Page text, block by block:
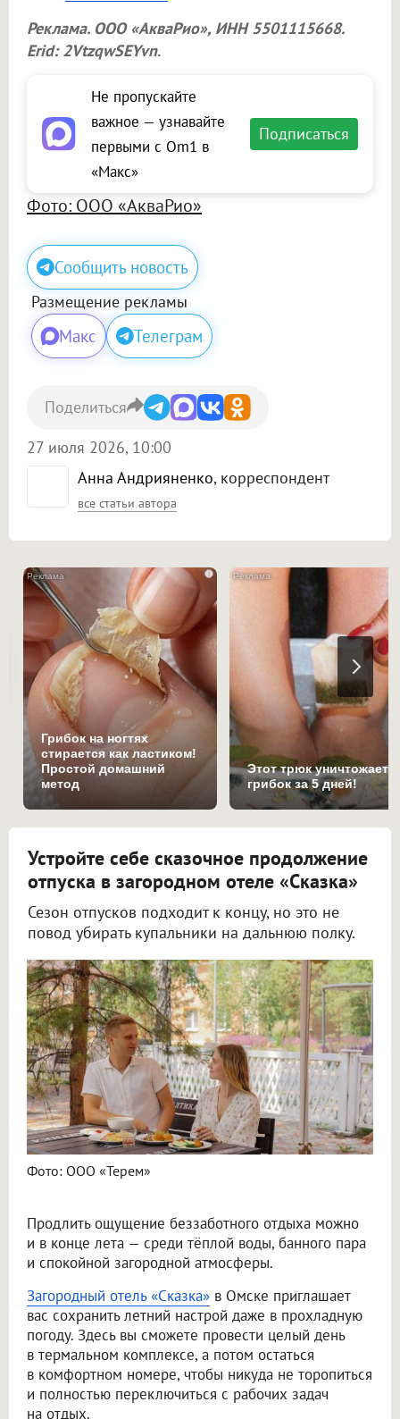
Реклама. ООО «АкваРио», ИНН 5501115668.
Erid: 2VtzqwSEYvn.
Не пропускайте
важное — узнавайте
первыми с Om1 в
«Макс»
Подписаться
Фото: ООО «АкваРио»
Сообщить новость
Размещение рекламы
Макс Телеграм
Анна Андрияненко, корреспондент
все статьи автора
27 июля 2026, 10:00
Поделиться
i
Грибок на ногтях
стирается как ластиком!
Простой домашний
метод
Этот трюк уничтожает
грибок за 5 дней!
Устройте себе сказочное продолжение
отпуска в загородном отеле «Сказка»
Сезон отпусков подходит к концу, но это не
повод убирать купальники на дальнюю полку.
Фото: ООО «Терем»
Продлить ощущение беззаботного отдыха можно
и в конце лета — среди тёплой воды, банного пара
и спокойной загородной атмосферы.
Загородный отель «Сказка» в Омске приглашает
вас сохранить летний настрой даже в прохладную
погоду. Здесь вы сможете провести целый день
в термальном комплексе, а потом остаться
в комфортном номере, чтобы никуда не торопиться
и полностью переключиться с рабочих задач
на отдых.